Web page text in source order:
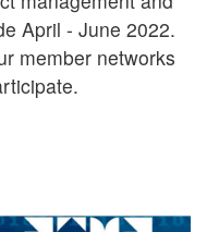
April - June 2022.
member networks